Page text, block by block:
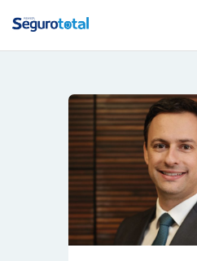
NOTÍCIAS
REVISTA
ESPECIAIS
GAIVOTA
OURO
ST SUMMIT